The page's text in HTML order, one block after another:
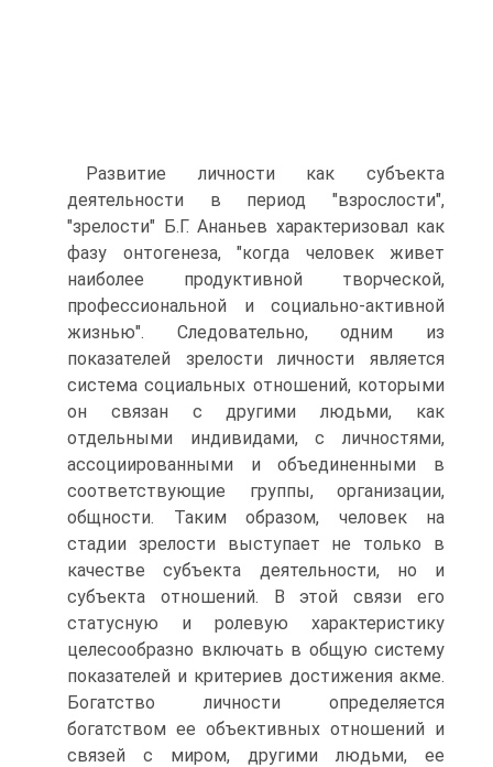
Развитие личности как субъекта
деятельности в период "взрослости",
"зрелости" Б.Г. Ананьев характеризовал как
фазу онтогенеза, "когда человек живет
наиболее продуктивной творческой,
профессиональной и социально-активной
жизнью". Следовательно, одним из
показателей зрелости личности является
система социальных отношений, которыми
он связан с другими людьми, как
отдельными индивидами, с личностями,
ассоциированными и объединенными в
соответствующие группы, организации,
общности. Таким образом, человек на
стадии зрелости выступает не только в
качестве субъекта деятельности, но и
субъекта отношений. В этой связи его
статусную и ролевую характеристику
целесообразно включать в общую систему
показателей и критериев достижения акме.
Богатство личности определяется
богатством ее объективных отношений и
связей с миром, другими людьми, ее